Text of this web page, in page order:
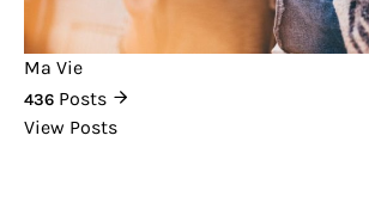
Ma Vie
436 Posts
View Posts